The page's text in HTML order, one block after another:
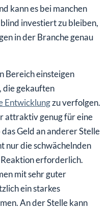
kann es bei manchen
investiert zu bleiben,
in der Branche genau
Bereich einsteigen
die gekauften
Entwicklungzu verfolgen.
attraktiv genug für eine
Geld an anderer Stelle
nur die schwächelnden
erforderlich.
mit sehr guter
ein starkes
An der Stelle kann